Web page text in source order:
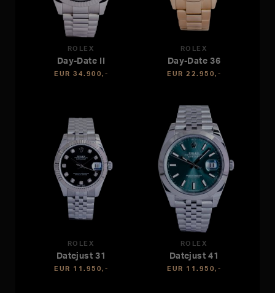
ROLEX
Day-Date II
EUR 34.900,-
ROLEX
Day-Date 36
EUR 22.950,-
ROLEX
Datejust 31
EUR 11.950,-
ROLEX
Datejust 41
EUR 11.950,-